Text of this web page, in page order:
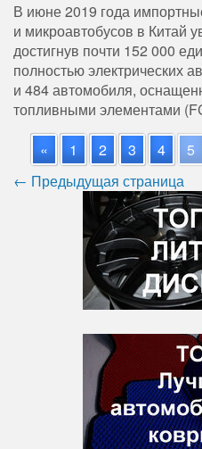
В июне 2019 года
и микроавтобусов в Китай
достигнув почти 152 000
полностью электрических
и 484 автомобиля,
топливными элементами
«
1 2 3 4
5
← Предыдущая страница